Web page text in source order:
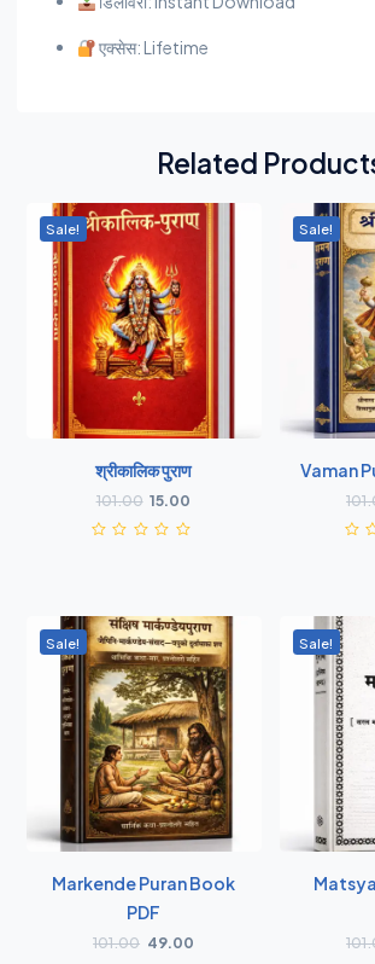
एक्सेस: Lifetime
Related
Sale!
श्रीकालिक पुराण
101.00 15.00
Sale!
Vaman
Sale!
Markende Puran Book
PDF
101.00 49.00
Sale!